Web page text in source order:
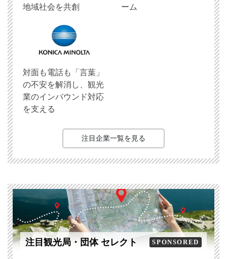
地域社会を共創
ーム
対面も電話も「言葉」
の不安を解消し、観光
業のインバウンド対応
を支える
注目企業一覧を見る
注目観光局・団体 セレクト SPONSORED